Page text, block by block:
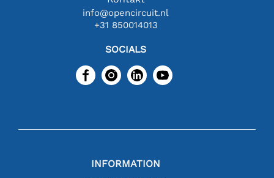
info@opencircuit.nl
+31 850014013
SOCIALS
INFORMATION